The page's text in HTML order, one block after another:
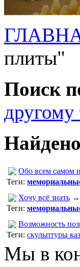
плиты"
Поиск
другому
Обо всем самом
Теги:
Хочу всё знать →
Теги:
Возможность
Теги: скульптуры
Мы в